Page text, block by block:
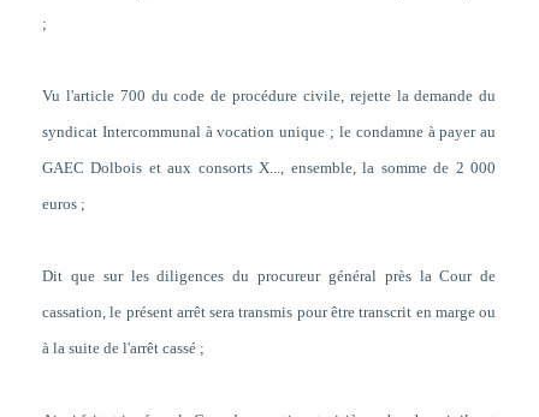
;
Vu l'article 700 du code de procédure civile, rejette la demande du
syndicat Intercommunal à vocation unique ; le condamne à payer au
GAEC Dolbois et aux consorts X..., ensemble, la somme de 2 000
euros ;
Dit que sur les diligences du procureur général près la Cour de
cassation, le présent arrêt sera transmis pour être transcrit en marge ou
à la suite de l'arrêt cassé ;